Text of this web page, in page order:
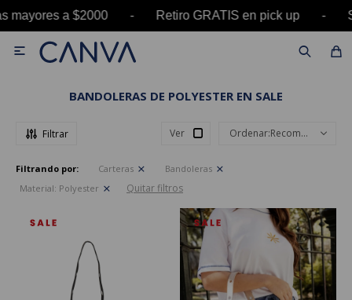
mayores a $2000 - Retiro GRATIS en pick up -

BANDOLERAS DE POLYESTER EN SALE
Ver Recomendados
Filtrando por: Carteras
Bandoleras
Material: Polyester Quitar filtros